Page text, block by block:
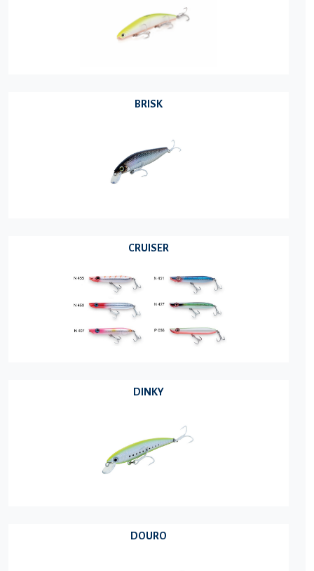
BRISK
CRUISER
DINKY
DOURO